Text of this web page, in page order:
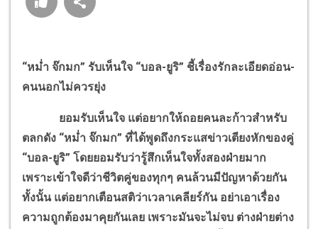
“หม่ำ จ๊กมก” รับเห็นใจ “บอล-ยูริ” ชี้เรื่องรักละเอียดอ่อน-
คนนอกไม่ควรยุ่ง
ยอมรับเห็นใจ แต่อยากให้ถอยคนละก้าวสำหรับ
ตลกดัง “หม่ำ จ๊กมก” ที่ได้พูดถึงกระแสข่าวเตียงหักของคู่
“บอล-ยูริ” โดยยอมรับว่ารู้สึกเห็นใจทั้งสองฝ่ายมาก
เพราะเข้าใจดีว่าชีวิตคู่ของทุกๆ คนล้วนมีปัญหาด้วยกัน
ทั้งนั้น แต่อยากเตือนสติว่าเวลาเคลียร์กัน อย่าเอาเรื่อง
ความถูกต้องมาคุยกันเลย เพราะมันจะไม่จบ ต่างฝ่ายต่าง